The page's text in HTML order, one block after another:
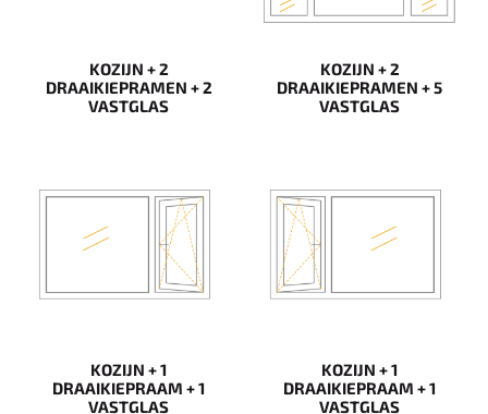
KOZIJN + 2
DRAAIKIEPRAMEN + 2
VASTGLAS
KOZIJN + 2
DRAAIKIEPRAMEN + 5
VASTGLAS
KOZIJN + 1
DRAAIKIEPRAAM + 1
VASTGLAS
KOZIJN + 1
DRAAIKIEPRAAM + 1
VASTGLAS